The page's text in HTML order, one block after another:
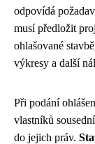
odpovídá
musí předložit
ohlašované
výkresy a další
Při podání
vlastníků
do jejich práv.